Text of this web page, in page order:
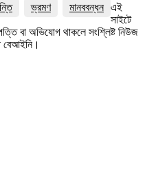
ভ্রমণ
মানববন্ধন এই
সাইটে
বা অভিযোগ থাকলে সংশ্লিষ্ট নিউজ
বেআইনি।